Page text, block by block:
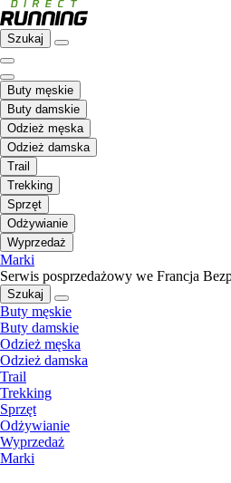
Szukaj
Buty męskie
Buty damskie
Odzież męska
Odzież damska
Trail
Trekking
Sprzęt
Odżywianie
Wyprzedaż
Marki
Serwis posprzedażowy we Francja
Szukaj
Buty męskie
Buty damskie
Odzież męska
Odzież damska
Trail
Trekking
Sprzęt
Odżywianie
Wyprzedaż
Marki